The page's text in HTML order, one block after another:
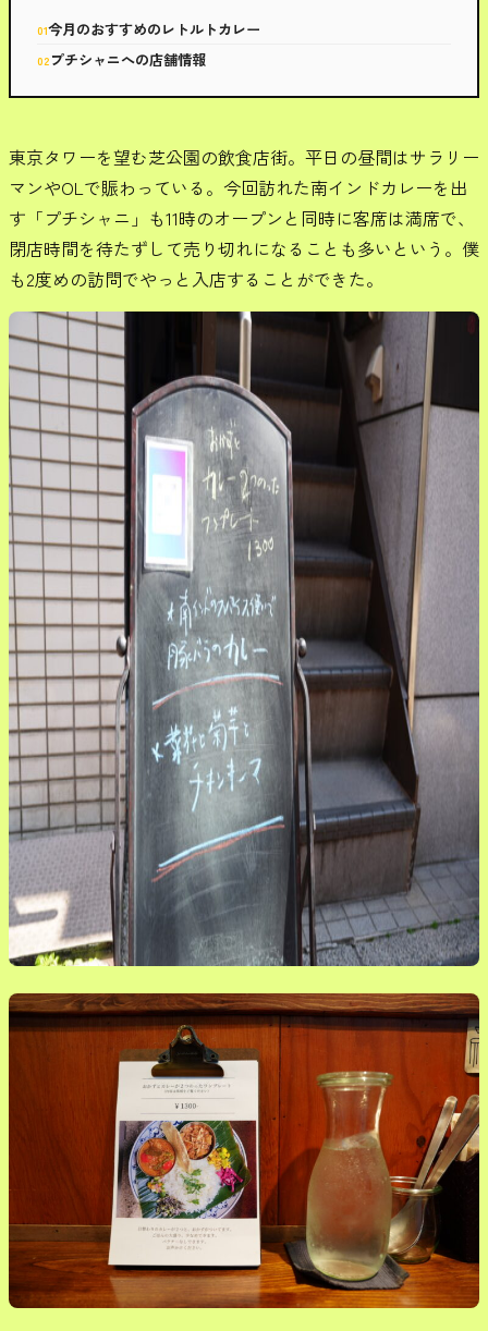
今月のおすすめのレトルトカレー
プチシャニへの店舗情報
東京タワーを望む芝公園の飲食店街。平日の昼間はサラリー
マンやOLで賑わっている。今回訪れた南インドカレーを出
す「プチシャニ」も11時のオープンと同時に客席は満席で、
閉店時間を待たずして売り切れになることも多いという。僕
も2度めの訪問でやっと入店することができた。